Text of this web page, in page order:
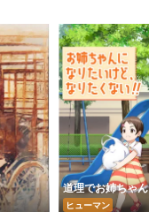
道理でお姉ちゃん
ヒューマン